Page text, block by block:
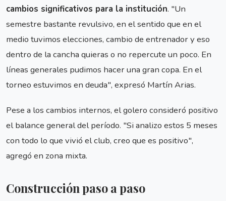
cambios significativos para la institución. "Un
semestre bastante revulsivo, en el sentido que en el
medio tuvimos elecciones, cambio de entrenador y eso
dentro de la cancha quieras o no repercute un poco. En
líneas generales pudimos hacer una gran copa. En el
torneo estuvimos en deuda", expresó Martín Arias.
Pese a los cambios internos, el golero consideró positivo
el balance general del período. "Si analizo estos 5 meses
con todo lo que vivió el club, creo que es positivo",
agregó en zona mixta.
Construcción paso a paso